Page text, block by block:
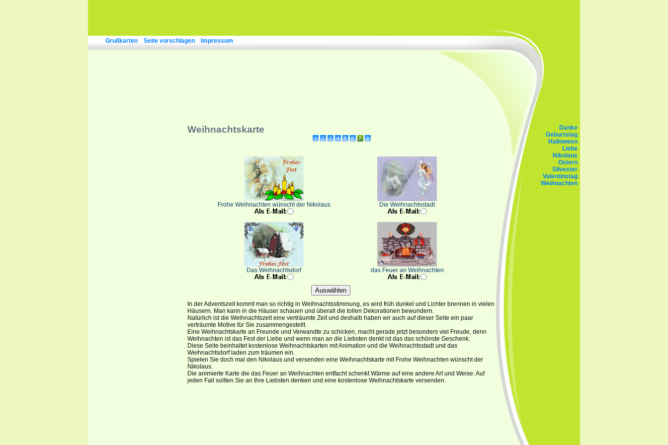
Grußkarten Seite vorschlagen Impressum
Weihnachtskarte
Frohe Weihnachten wünscht der Nikolaus Die Weihnachtsstadt
Das Weihnachtsdorf das Feuer an Weihnachten
In der Adventszeit kommt man so richtig in Weihnachtsstimmung, es wird früh dunkel und Lichter brennen in vielen
Häusern. Man kann in die Häuser schauen und überall die tollen Dekorationen bewundern.
Natürlich ist die Weihnachtszeit eine verträumte Zeit und deshalb haben wir auch auf dieser Seite ein paar
verträumte Motive für Sie zusammengestellt.
Eine Weihnachtskarte an Freunde und Verwandte zu schicken, macht gerade jetzt besonders viel Freude, denn
Weihnachten ist das Fest der Liebe und wenn man an die Liebsten denkt ist das das schönste Geschenk.
Diese Seite beinhaltet kostenlose Weihnachtskarten mit Animation und die Weihnachtsstadt und das
Weihnachtsdorf laden zum träumen ein.
Spielen Sie doch mal den Nikolaus und versenden eine Weihnachtskarte mit Frohe Weihnachten wünscht der
Nikolaus.
Die animierte Karte die das Feuer an Weihnachten entfacht schenkt Wärme auf eine andere Art und Weise. Auf
jeden Fall sollten Sie an Ihre Liebsten denken und eine kostenlose Weihnachtskarte versenden.
Danke
Geburtstag
Halloween
Liebe
Nikolaus
Ostern
Silvester
Valentinstag
Weihnachten